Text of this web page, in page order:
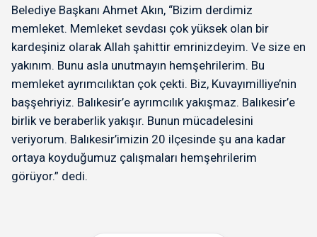
Belediye Başkanı Ahmet Akın, “Bizim derdimiz
memleket. Memleket sevdası çok yüksek olan bir
kardeşiniz olarak Allah şahittir emrinizdeyim. Ve size en
yakınım. Bunu asla unutmayın hemşehrilerim. Bu
memleket ayrımcılıktan çok çekti. Biz, Kuvayımilliye’nin
başşehriyiz. Balıkesir’e ayrımcılık yakışmaz. Balıkesir’e
birlik ve beraberlik yakışır. Bunun mücadelesini
veriyorum. Balıkesir’imizin 20 ilçesinde şu ana kadar
ortaya koyduğumuz çalışmaları hemşehrilerim
görüyor.” dedi.